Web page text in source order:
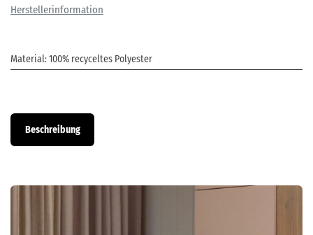
Material:100% recyceltes Polyester
Beschreibung